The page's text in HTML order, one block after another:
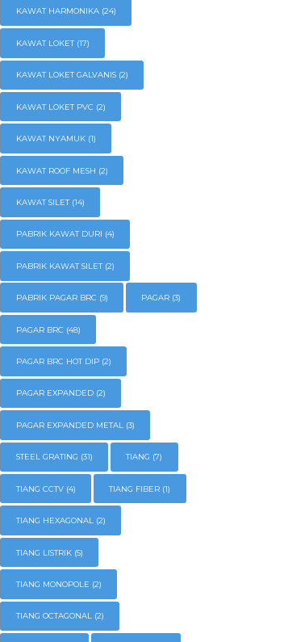
KAWAT HARMONIKA(24)
KAWAT LOKET(17)
KAWAT LOKET GALVANIS(2)
KAWAT LOKET PVC (2)
KAWAT NYAMUK(1)
KAWAT ROOF MESH (2)
KAWAT SILET(14)
PABRIK KAWAT DURI (4)
PABRIK KAWAT SILET(2)
PABRIK PAGAR BRC (9) PAGAR (3)
PAGAR BRC (48)
PAGAR BRC HOT DIP(2)
PAGAR EXPANDED(2)
PAGAR EXPANDED METAL (3)
STEEL GRATING (31) TIANG (7)
TIANG CCTV(4) TIANG FIBER (1)
TIANG HEXAGONAL (2)
TIANG LISTRIK(5)
TIANG MONOPOLE (2)
TIANG OCTAGONAL(2)